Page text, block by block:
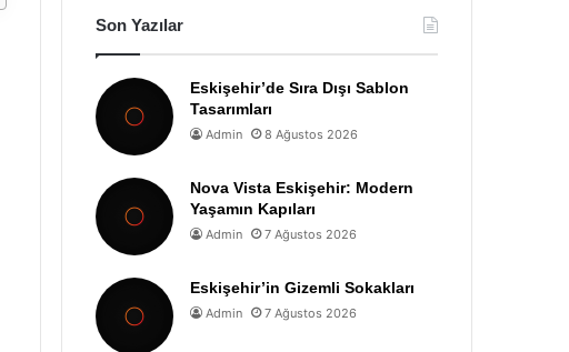
Son Yazılar
Eskişehir’de Sıra Dışı Sablon
Tasarımları
Admin 8 Ağustos 2026
Nova Vista Eskişehir: Modern
Yaşamın Kapıları
Admin 7 Ağustos 2026
Eskişehir’in Gizemli Sokakları
Admin 7 Ağustos 2026